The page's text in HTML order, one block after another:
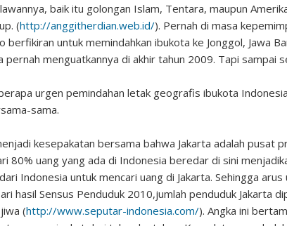
baik itu golongan Islam, Tentara, maupun
(http://anggitherdian.web.id/). Pernah di masa
berfikiran untuk memindahkan ibukota ke Jonggol, Jawa
pernah menguatkannya di akhir tahun 2009. Tapi sampai
urgen pemindahan letak geografis ibukota
sama.
kesepakatan bersama bahwa Jakarta adalah pusat
80% uang yang ada di Indonesia beredar di sini
Indonesia untuk mencari uang di Jakarta. Sehingga
hasil Sensus Penduduk 2010,jumlah penduduk Jakarta
(http://www.seputar-indonesia.com/). Angka ini